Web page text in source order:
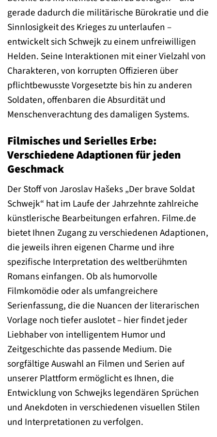
gerade dadurch die militärische Bürokratie und die
Sinnlosigkeit des Krieges zu unterlaufen –
entwickelt sich Schwejk zu einem unfreiwilligen
Helden. Seine Interaktionen mit einer Vielzahl von
Charakteren, von korrupten Offizieren über
pflichtbewusste Vorgesetzte bis hin zu anderen
Soldaten, offenbaren die Absurdität und
Menschenverachtung des damaligen Systems.
Filmisches und Serielles Erbe:
Verschiedene Adaptionen für jeden
Geschmack
Der Stoff von Jaroslav Hašeks „Der brave Soldat
Schwejk“ hat im Laufe der Jahrzehnte zahlreiche
künstlerische Bearbeitungen erfahren. Filme.de
bietet Ihnen Zugang zu verschiedenen Adaptionen,
die jeweils ihren eigenen Charme und ihre
spezifische Interpretation des weltberühmten
Romans einfangen. Ob als humorvolle
Filmkomödie oder als umfangreichere
Serienfassung, die die Nuancen der literarischen
Vorlage noch tiefer auslotet – hier findet jeder
Liebhaber von intelligentem Humor und
Zeitgeschichte das passende Medium. Die
sorgfältige Auswahl an Filmen und Serien auf
unserer Plattform ermöglicht es Ihnen, die
Entwicklung von Schwejks legendären Sprüchen
und Anekdoten in verschiedenen visuellen Stilen
und Interpretationen zu verfolgen.